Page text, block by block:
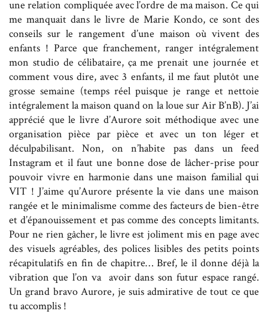
une relation compliquée avec l’ordre de ma maison. Ce qui
me manquait dans le livre de Marie Kondo, ce sont des
conseils sur le rangement d’une maison où vivent des
enfants ! Parce que franchement, ranger intégralement
mon studio de célibataire, ça me prenait une journée et
comment vous dire, avec 3 enfants, il me faut plutôt une
grosse semaine (temps réel puisque je range et nettoie
intégralement la maison quand on la loue sur Air B’nB). J’ai
apprécié que le livre d’Aurore soit méthodique avec une
organisation pièce par pièce et avec un ton léger et
déculpabilisant. Non, on n’habite pas dans un feed
Instagram et il faut une bonne dose de lâcher-prise pour
pouvoir vivre en harmonie dans une maison familial qui
VIT ! J’aime qu’Aurore présente la vie dans une maison
rangée et le minimalisme comme des facteurs de bien-être
et d’épanouissement et pas comme des concepts limitants.
Pour ne rien gâcher, le livre est joliment mis en page avec
des visuels agréables, des polices lisibles des petits points
récapitulatifs en fin de chapitre… Bref, le il donne déjà la
vibration que l’on va avoir dans son futur espace rangé.
Un grand bravo Aurore, je suis admirative de tout ce que
tu accomplis !